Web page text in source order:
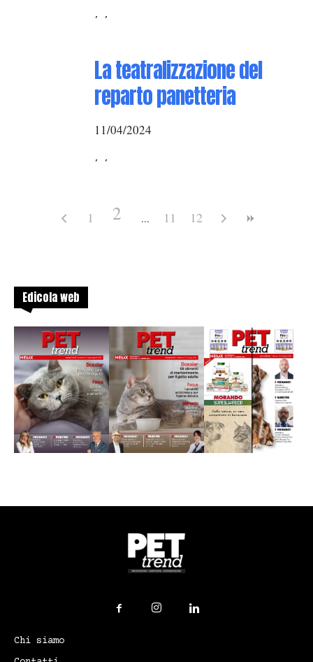
, ,
La teatralizzazione del
reparto panetteria
11/04/2024
, ,
1 2 11 12
Edicola web
Chi siamo